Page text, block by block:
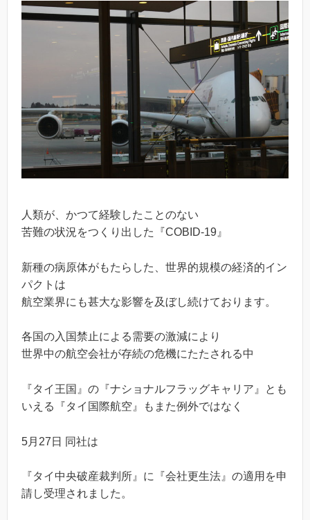
人類が、かつて経験したことのない
苦難の状況をつくり出した『COBID-19』
新種の病原体がもたらした、世界的規模の経済的イン
パクトは
航空業界にも甚大な影響を及ぼし続けております。
各国の入国禁止による需要の激減により
世界中の航空会社が存続の危機にたたされる中
『タイ王国』の『ナショナルフラッグキャリア』とも
いえる『タイ国際航空』もまた例外ではなく
5月27日 同社は
『タイ中央破産裁判所』に『会社更生法』の適用を申
請し受理されました。